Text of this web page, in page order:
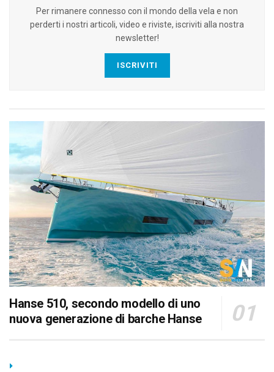
Per rimanere connesso con il mondo della vela e non
perderti i nostri articoli, video e riviste, iscriviti alla nostra
newsletter!
ISCRIVITI
Hanse 510, secondo modello di uno
nuova generazione di barche Hanse